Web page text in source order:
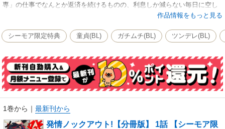
専」の仕事でなんとか返済を続けるものの、利息しか減らない毎日に空し
さを覚えていた。そんなある日、優勝賞金500万円という何でも有りのアマ
エントリーをしてしまう。けれど当日現れたのはガッチガチの覆面レスラ
ー・タイガーXで…！？「このままじゃ確実に負ける！！…何でもありな
ら“アレ”しかねぇ！」そう思った拓巳はタイガーを押し倒し、強引にキスを
してしまって…！？エロテクが武器の根明デリチン×謎のツンデレ覆面レス
ラー。この勝負、イかせて勝つしかないだろ！？ハプニングラブバトル・
スタート！
作品情報をもっと見る
シーモア限定特典 童貞(BL) ガチムチ(BL) ツンデレ(BL)
1巻から ｜ 最新刊から
発情ノックアウト!【分冊版】 1話 【シーモア限